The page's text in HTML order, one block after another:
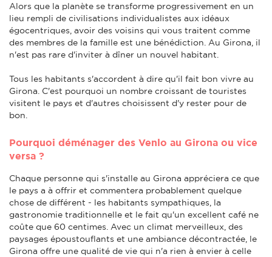
Alors que la planète se transforme progressivement en un
lieu rempli de civilisations individualistes aux idéaux
égocentriques, avoir des voisins qui vous traitent comme
des membres de la famille est une bénédiction. Au Girona, il
n'est pas rare d'inviter à dîner un nouvel habitant.
Tous les habitants s'accordent à dire qu'il fait bon vivre au
Girona. C'est pourquoi un nombre croissant de touristes
visitent le pays et d'autres choisissent d'y rester pour de
bon.
Pourquoi déménager des Venlo au Girona ou vice
versa ?
Chaque personne qui s'installe au Girona appréciera ce que
le pays a à offrir et commentera probablement quelque
chose de différent - les habitants sympathiques, la
gastronomie traditionnelle et le fait qu'un excellent café ne
coûte que 60 centimes. Avec un climat merveilleux, des
paysages époustouflants et une ambiance décontractée, le
Girona offre une qualité de vie qui n'a rien à envier à celle